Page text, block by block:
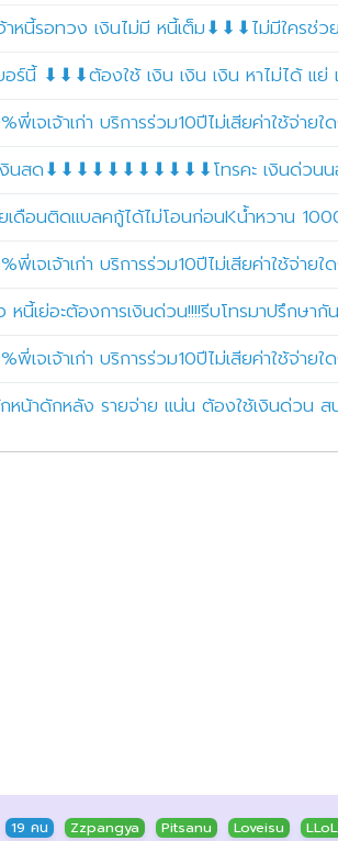
าหนี้รอทวง เงินไม่มี หนี้เต็ม⬇⬇⬇ไม่มีใครช่
บอร์นี้ ⬇⬇⬇ต้องใช้ เงิน เงิน เงิน หาไม่ได้ แ
พี่เจเจ้าเก่า บริการร่วม10ปีไม่เสียค่าใช้จ่าย
งินสด⬇⬇⬇⬇⬇⬇⬇⬇⬇⬇⬇โทรคะ เงินด่วนน
เดือนติดแบลคกู้ได้ไม่โอนก่อนKน้ำหวาน
พี่เจเจ้าเก่า บริการร่วม10ปีไม่เสียค่าใช้จ่าย
หนี้เย่อะต้องการเงินด่วน!!!!รีบโทรมาปรึกษากั
พี่เจเจ้าเก่า บริการร่วม10ปีไม่เสียค่าใช้จ่าย
น้าดักหลัง รายจ่าย แน่น ต้องใช้เงินด่วน ส
19 คน Zzpangya Pitsanu Loveisu